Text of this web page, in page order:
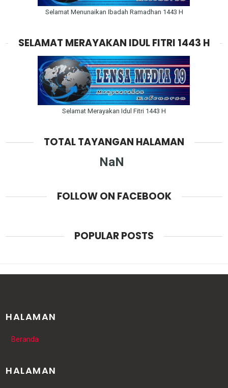
Selamat Menunaikan Ibadah Ramadhan 1443 H
SELAMAT MERAYAKAN IDUL FITRI 1443 H
Selamat Merayakan Idul Fitri 1443 H
TOTAL TAYANGAN HALAMAN
NaN
FOLLOW ON FACEBOOK
POPULAR POSTS
HALAMAN
Beranda
HALAMAN